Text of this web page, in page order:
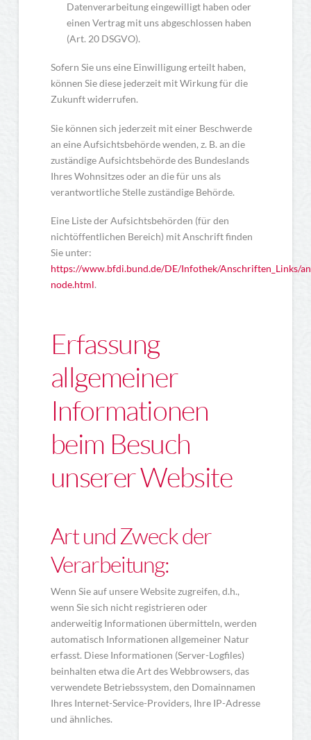
Datenverarbeitung eingewilligt haben oder
einen Vertrag mit uns abgeschlossen haben
(Art. 20 DSGVO).
Sofern Sie uns eine Einwilligung erteilt haben,
können Sie diese jederzeit mit Wirkung für die
Zukunft widerrufen.
Sie können sich jederzeit mit einer Beschwerde
an eine Aufsichtsbehörde wenden, z. B. an die
zuständige Aufsichtsbehörde des Bundeslands
Ihres Wohnsitzes oder an die für uns als
verantwortliche Stelle zuständige Behörde.
Eine Liste der Aufsichtsbehörden (für den
nichtöffentlichen Bereich) mit Anschrift finden
Sie unter:
https://www.bfdi.bund.de/DE/Infothek/Anschriften_Links/
node.html.
Erfassung
allgemeiner
Informationen
beim Besuch
unserer Website
Art und Zweck der
Verarbeitung:
Wenn Sie auf unsere Website zugreifen, d.h.,
wenn Sie sich nicht registrieren oder
anderweitig Informationen übermitteln, werden
automatisch Informationen allgemeiner Natur
erfasst. Diese Informationen (Server-Logfiles)
beinhalten etwa die Art des Webbrowsers, das
verwendete Betriebssystem, den Domainnamen
Ihres Internet-Service-Providers, Ihre IP-Adresse
und ähnliches.